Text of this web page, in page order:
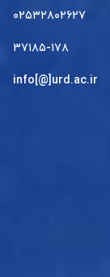
۰۲۵۳۲۸۰۲۶۲۷
۳۷۱۸۵-۱۷۸
info[@]urd.ac.ir